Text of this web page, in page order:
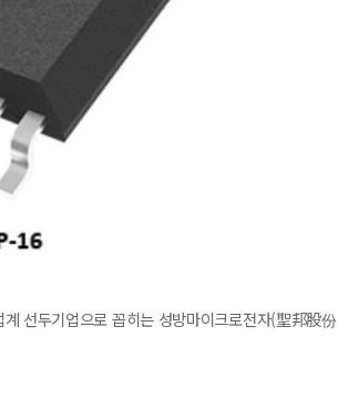
선두기업으로 꼽히는 성방마이크로전자(聖邦股份